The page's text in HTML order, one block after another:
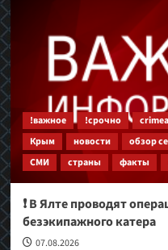
!важное !срочно
Крым
новости обзор
СМИ
страны факты
❗️ В Ялте проводят
безэкипажного катера
07.08.2026